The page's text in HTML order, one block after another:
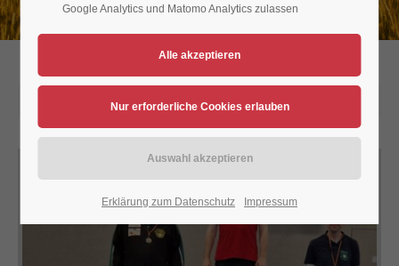
Anmelden
Support
24h/ 365days
09.02.2025 12:37
Google Analytics und Matomo Analytics zulassen
Erklärung zum Datenschutz Impressum